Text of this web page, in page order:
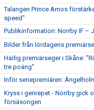
Talangen Prince Amos
speed"
Publikinformation: Norrby IF –
Bilder från lördagens
Härlig premiärseger i Skåne:
tre poäng"
Inför seriepremiären:
Kryss i genrepet - Norrby gick
försäsongen